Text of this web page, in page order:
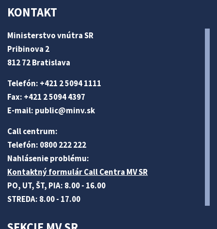
KONTAKT
Ministerstvo vnútra SR
Pribinova 2
812 72 Bratislava
Telefón: +421 2 5094 1111
Fax: +421 2 5094 4397
E-mail: public@minv.sk
Call centrum:
Telefón: 0800 222 222
Nahlásenie problému:
Kontaktný formulár Call Centra MV SR
PO, UT, ŠT, PIA: 8.00 - 16.00
STREDA: 8.00 - 17.00